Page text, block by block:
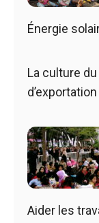
Énergie
La culture
Aider les